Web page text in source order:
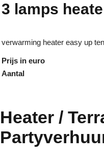
3 lamps
verwarming heater easy up
Prijs in euro
Aantal
Heater /